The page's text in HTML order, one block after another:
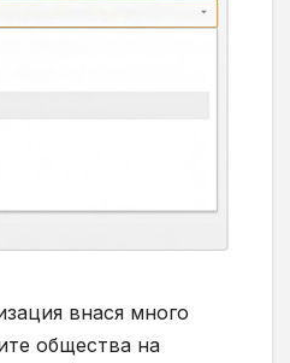
внася много
общества на